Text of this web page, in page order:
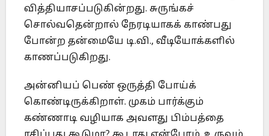
வித்தியாசப்படுகின்றது. சுருங்கச்
சொல்வதென்றால் நேரடியாகக் காண்பது
போன்ற தன்மையே டி.வி., வீடியோக்களில்
காணப்படுகிறது.
அன்னியப் பெண் ஒருத்தி போய்க்
கொண்டிருக்கிறாள். முகம் பார்க்கும்
கண்ணாடி வழியாக அவளது பிம்பத்தை